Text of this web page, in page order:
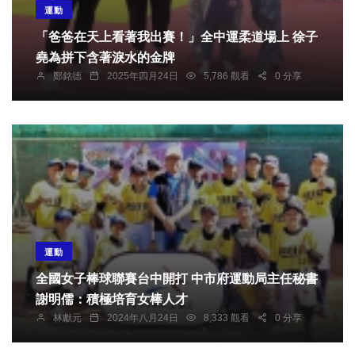
運動
「爸爸在天上看著我出賽！」全中運柔道場上 徐子
堯為拼下含著淚水的金牌
鄭銘德 2025年四月24日 5,786 觀看 0 分享
運動
全國女子棒球聯賽台中開打 中市府運動局主任秘書
謝明儒：積極培育女棒人才
林獻元 2024年八月24日 8,333 觀看 0 分享